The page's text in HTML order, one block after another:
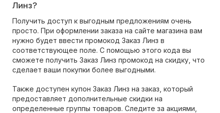
Линз?
Получить доступ к выгодным предложениям очень
просто. При оформлении заказа на сайте магазина вам
нужно будет ввести промокод Заказ Линз в
соответствующее поле. С помощью этого кода вы
сможете получить Заказ Линз промокод на скидку, что
сделает ваши покупки более выгодными.
Также доступен купон Заказ Линз на заказ, который
предоставляет дополнительные скидки на
определенные группы товаров. Следите за акциями,